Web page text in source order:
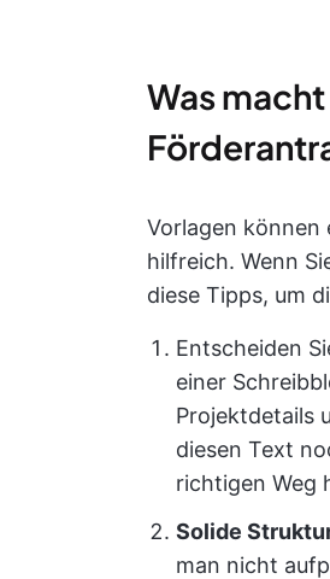
Was
Vorlagen können
hilfreich. Wenn
diese Tipps, um
Entscheiden
einer
Projektdetails
diesen Text
richtigen Weg
Solide
man nicht